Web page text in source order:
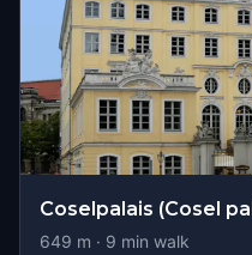
Coselpalais (Cosel
649 m · 9 min walk